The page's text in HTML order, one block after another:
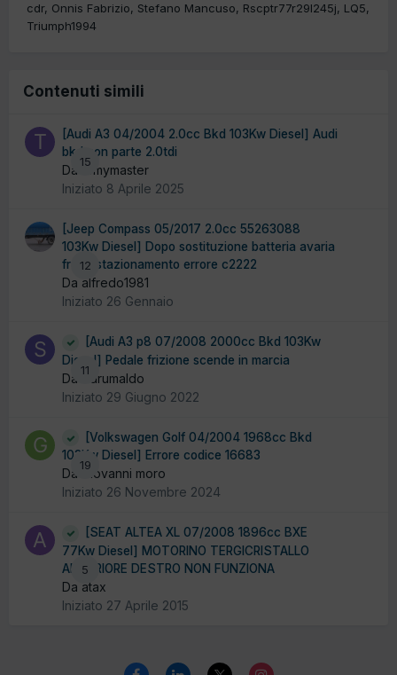
cdr Onnis Fabrizio Stefano Mancuso Rscptr77r29l245j
LQ5
Triumph1994
Contenuti simili
15
[Audi A3 04/2004 2.0cc Bkd 103Kw Diesel] Audi
bkd non parte 2.0tdi
Da tomymaster
Iniziato 8 Aprile 2025
12
[Jeep Compass 05/2017 2.0cc 55263088
103Kw Diesel] Dopo sostituzione batteria avaria
freno stazionamento errore c2222
Da alfredo1981
Iniziato 26 Gennaio
11
[Audi A3 p8 07/2008 2000cc Bkd 103Kw
Diesel] Pedale frizione scende in marcia
Da Sdrumaldo
Iniziato 29 Giugno 2022
19
[Volkswagen Golf 04/2004 1968cc Bkd
103Kw Diesel] Errore codice 16683
Da Giovanni moro
Iniziato 26 Novembre 2024
5
[SEAT ALTEA XL 07/2008 1896cc BXE
77Kw Diesel] MOTORINO TERGICRISTALLO
ANTERIORE DESTRO NON FUNZIONA
Da atax
Iniziato 27 Aprile 2015